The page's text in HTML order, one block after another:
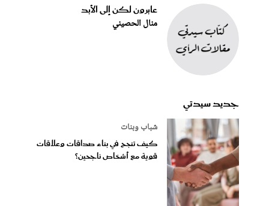
عابرون لكن إلى الأبد
منال الحصيني
جديد سيدتي
شباب وبنات
كيف تنجح في بناء صداقات وعلاقات
قوية مع أشخاص ناجحين؟